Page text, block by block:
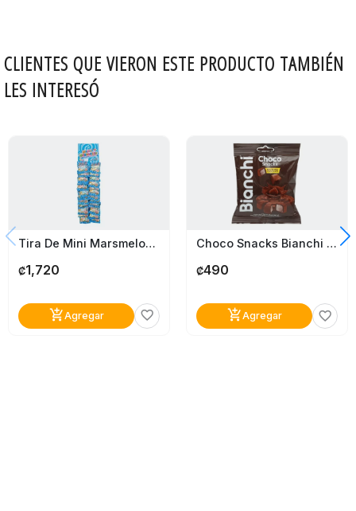
CLIENTES QUE VIERON ESTE PRODUCTO TAMBIÉN
LES INTERESÓ
Tira De Mini Marsmelos Dulces Willy 24 Unidades
₡1,720
add_shopping_cartAgregar favorite_border
Choco Snacks Bianchi Malteada Chocolate 55G
₡490
add_shopping_cartAgregar favorite_border